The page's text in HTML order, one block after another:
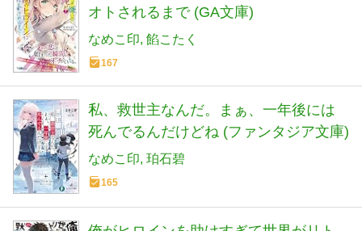
オトされるまで (GA文庫)
なめこ印 餡こたく
167
私、救世主なんだ。まぁ、一年後には
死んでるんだけどね (ファンタジア文庫)
なめこ印 珀石碧
165